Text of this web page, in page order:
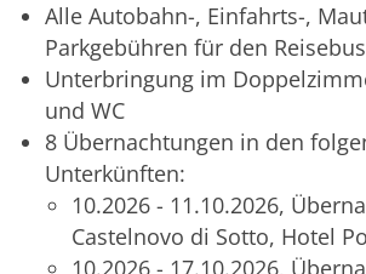
Alle Autobahn-, Einfahrts-,
Parkgebühren für den Reisebus
Unterbringung im
und WC
8 Übernachtungen in den
Unterkünften:
10.2026 - 11.10.2026,
Castelnovo di Sotto, Hotel